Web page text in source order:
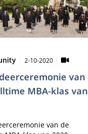
van
MBA-klas van
Publicatiedatum:
2-10-2020
van de